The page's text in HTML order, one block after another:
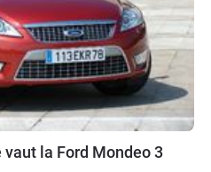
la Ford Mondeo 3